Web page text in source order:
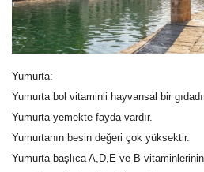
Gündem
Tekno Bilim
Ekonomi
Yumurta:
Yumurta bol vitaminli hayvansal bir
Yumurta yemekte fayda vardır.
Yumurtanın besin değeri çok yüksektir.
Yumurta başlıca A,D,E ve B